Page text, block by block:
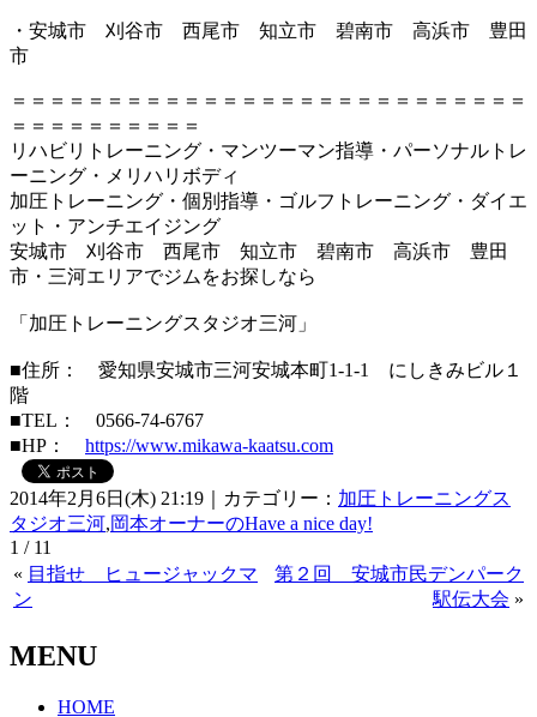
・安城市 刈谷市 西尾市 知立市 碧南市 高浜市 豊田
市
＝＝＝＝＝＝＝＝＝＝＝＝＝＝＝＝＝＝＝＝＝＝＝＝＝＝＝
＝＝＝＝＝＝＝＝＝＝
リハビリトレーニング・マンツーマン指導・パーソナルトレ
ーニング・メリハリボディ
加圧トレーニング・個別指導・ゴルフトレーニング・ダイエ
ット・アンチエイジング
安城市 刈谷市 西尾市 知立市 碧南市 高浜市 豊田
市・三河エリアでジムをお探しなら
「加圧トレーニングスタジオ三河」
■住所： 愛知県安城市三河安城本町1-1-1 にしきみビル１
階
■TEL： 0566-74-6767
■HP： https://www.mikawa-kaatsu.com
2014年2月6日(木) 21:19｜カテゴリー： 加圧トレーニングス
タジオ三河,岡本オーナーのHave a nice day!
1 / 11
« 目指せ ヒュージャックマ
ン
第２回 安城市民デンパーク
駅伝大会 »
MENU
HOME